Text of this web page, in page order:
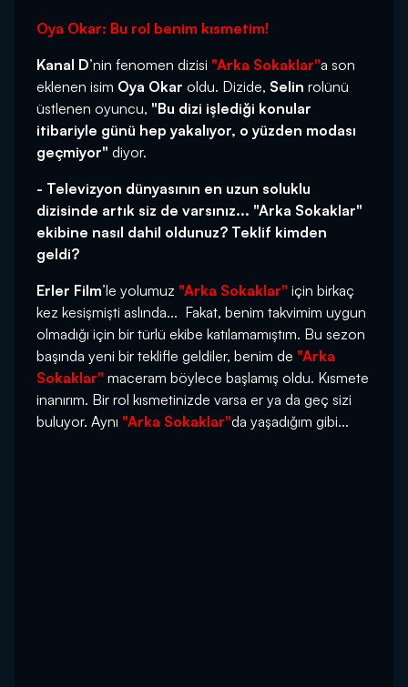
Oya Okar: Bu rol benim kısmetim!
Kanal D’nin fenomen dizisi "Arka Sokaklar"a son
eklenen isim Oya Okar oldu. Dizide, Selin rolünü
üstlenen oyuncu, "Bu dizi işlediği konular
itibariyle günü hep yakalıyor, o yüzden modası
geçmiyor" diyor.
- Televizyon dünyasının en uzun soluklu
dizisinde artık siz de varsınız... "Arka Sokaklar"
ekibine nasıl dahil oldunuz? Teklif kimden
geldi?
Erler Film’le yolumuz "Arka Sokaklar" için birkaç
kez kesişmişti aslında... Fakat, benim takvimim uygun
olmadığı için bir türlü ekibe katılamamıştım. Bu sezon
başında yeni bir teklifle geldiler, benim de "Arka
Sokaklar" maceram böylece başlamış oldu. Kısmete
inanırım. Bir rol kısmetinizde varsa er ya da geç sizi
buluyor. Aynı "Arka Sokaklar"da yaşadığım gibi...